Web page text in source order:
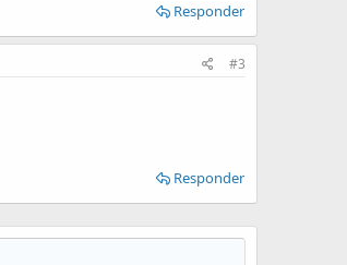
Responder
#3
Responder